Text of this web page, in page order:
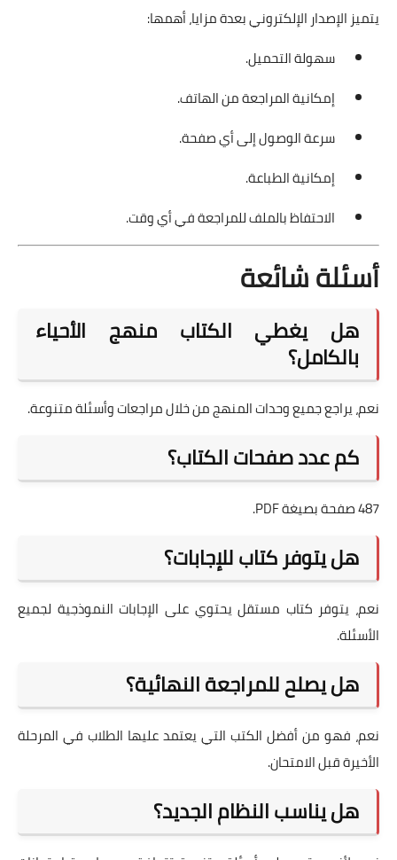
يتميز الإصدار الإلكتروني بعدة مزايا، أهمها:
سهولة التحميل.
إمكانية المراجعة من الهاتف.
سرعة الوصول إلى أي صفحة.
إمكانية الطباعة.
الاحتفاظ بالملف للمراجعة في أي وقت.
أسئلة شائعة
هل يغطي الكتاب منهج الأحياء
بالكامل؟
نعم، يراجع جميع وحدات المنهج من خلال مراجعات وأسئلة متنوعة.
كم عدد صفحات الكتاب؟
487 صفحة بصيغة PDF.
هل يتوفر كتاب للإجابات؟
نعم، يتوفر كتاب مستقل يحتوي على الإجابات النموذجية لجميع
الأسئلة.
هل يصلح للمراجعة النهائية؟
نعم، فهو من أفضل الكتب التي يعتمد عليها الطلاب في المرحلة
الأخيرة قبل الامتحان.
هل يناسب النظام الجديد؟